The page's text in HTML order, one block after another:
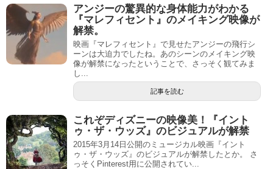
アンジーの驚異的な身体能力がわかる
『マレフィセント』のメイキング映像が
解禁。
映画『マレフィセント』で見せたアンジーの飛行シ
ーンは大迫力でしたね。あのシーンのメイキング映
像が解禁になったということで、さっそく観てみま
し...
記事を読む
これぞディズニーの映像美！『イント
ゥ・ザ・ウッズ』のビジュアルが解禁
2015年3月14日公開のミュージカル映画『イント
ゥ・ザ・ウッズ』のビジュアルが解禁したとか。 さ
っそくPinterest用に公開されてい...